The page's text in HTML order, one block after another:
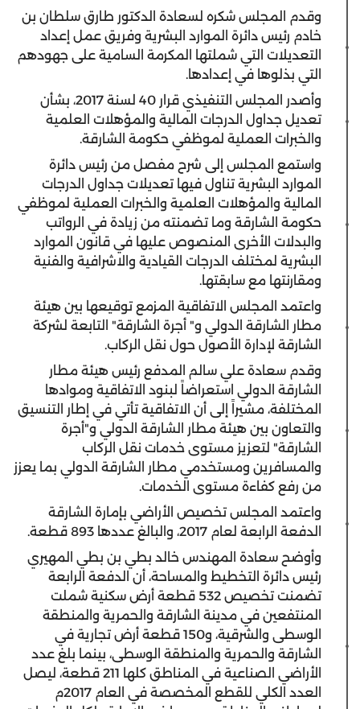
وقدم المجلس شكره لسعادة الدكتور طارق سلطان بن
خادم رئيس دائرة الموارد البشرية وفريق عمل إعداد
التعديلات التي شملتها المكرمة السامية على جهودهم
التي بذلوها في إعدادها.
وأصدر المجلس التنفيذي قرار 40 لسنة 2017، بشأن
تعديل جداول الدرجات المالية والمؤهلات العلمية
والخبرات العملية لموظفي حكومة الشارقة.
واستمع المجلس إلى شرح مفصل من رئيس دائرة
الموارد البشرية تناول فيها تعديلات جداول الدرجات
المالية والمؤهلات العلمية والخبرات العملية لموظفي
حكومة الشارقة وما تضمنته من زيادة في الرواتب
والبدلات الأخرى المنصوص عليها في قانون الموارد
البشرية لمختلف الدرجات القيادية والاشرافية والفنية
ومقارنتها مع سابقتها.
واعتمد المجلس الاتفاقية المزمع توقيعها بين هيئة
مطار الشارقة الدولي و" أجرة الشارقة" التابعة لشركة
الشارقة لإدارة الأصول حول نقل الركاب.
وقدم سعادة علي سالم المدفع رئيس هيئة مطار
الشارقة الدولي استعراضاً لبنود الاتفاقية وموادها
المختلفة، مشيراً إلى أن الاتفاقية تأتي في إطار التنسيق
والتعاون بين هيئة مطار الشارقة الدولي و"أجرة
الشارقة" لتعزيز مستوى خدمات نقل الركاب
والمسافرين ومستخدمي مطار الشارقة الدولي بما يعزز
من رفع كفاءة مستوى الخدمات.
واعتمد المجلس تخصيص الأراضي بإمارة الشارقة
الدفعة الرابعة لعام 2017، والبالغ عددها 893 قطعة.
وأوضح سعادة المهندس خالد بطي بن بطي المهيري
رئيس دائرة التخطيط والمساحة، أن الدفعة الرابعة
تضمنت تخصيص 532 قطعة أرض سكنية شملت
المنتفعين في مدينة الشارقة والحمرية والمنطقة
الوسطى والشرقية، و150 قطعة أرض تجارية في
الشارقة والحمرية والمنطقة الوسطى، بينما بلغ عدد
الأراضي الصناعية في المناطق كلها 211 قطعة، ليصل
العدد الكلي للقطع المخصصة في العام 2017م